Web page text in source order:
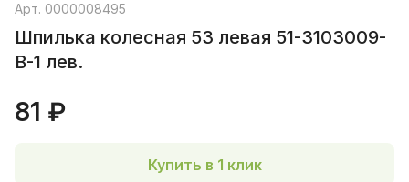
Арт. 0000008495
Шпилька колесная 53 левая 51-3103009-
В-1 лев.
81 ₽
Купить в 1 клик